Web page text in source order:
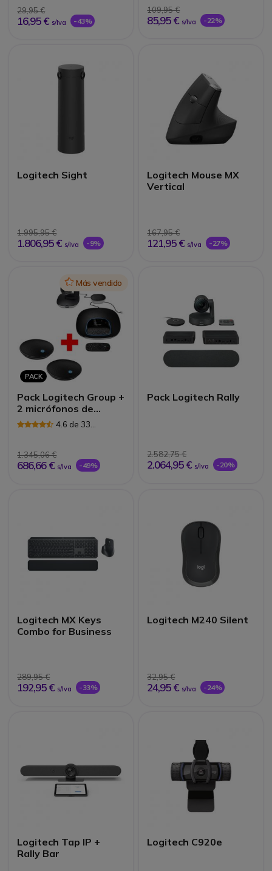
29,95 €
16,95 € s/Iva -43%
109,95 €
85,95 € s/Iva -22%
Logitech Sight
1.995,95 €
1.806,95 € s/Iva -9%
Logitech Mouse MX
Vertical
167,95 €
121,95 € s/Iva -27%
IconMás vendido
PACK
Pack Logitech Group +
2 micrófonos de
expansión4.6 de 33
1.345,06 €
686,66 € s/Iva -49%
Pack Logitech Rally
2.582,75 €
2.064,95 € s/Iva -20%
Logitech MX Keys
Combo for Business
289,95 €
192,95 € s/Iva -33%
Logitech M240 Silent
32,95 €
24,95 € s/Iva -24%
Logitech Tap IP +
Rally Bar
Logitech C920e